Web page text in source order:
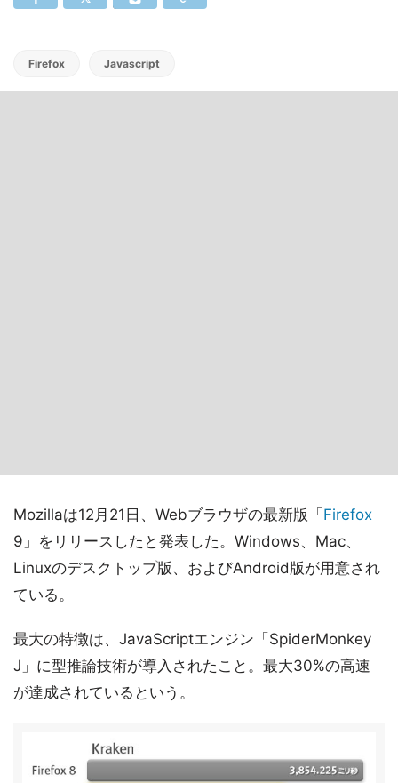
Firefox Javascript
Mozillaは12月21日、Webブラウザの最新版「 Firefox
9」をリリースしたと発表した。Windows、Mac、
Linuxのデスクトップ版、およびAndroid版が用意され
ている。
最大の特徴は、JavaScriptエンジン「SpiderMonkey
J」に型推論技術が導入されたこと。最大30%の高速
が達成されているという。